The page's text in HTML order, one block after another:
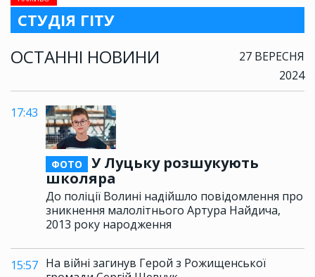
СТУДІЯ ГІТУ
ОСТАННІ НОВИНИ
27 ВЕРЕСНЯ
2024
17:43
ФОТО
У Луцьку розшукують
школяра
До поліції Волині надійшло повідомлення про
зникнення малолітнього Артура Найдича,
2013 року народження
15:57 На війні загинув Герой з Рожищенської